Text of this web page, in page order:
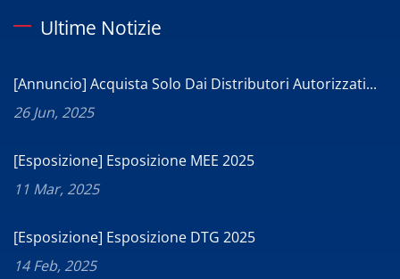
Ultime Notizie
[Annuncio] Acquista Solo Dai Distributori Autorizzati...
26 Jun, 2025
[Esposizione] Esposizione MEE 2025
11 Mar, 2025
[Esposizione] Esposizione DTG 2025
14 Feb, 2025